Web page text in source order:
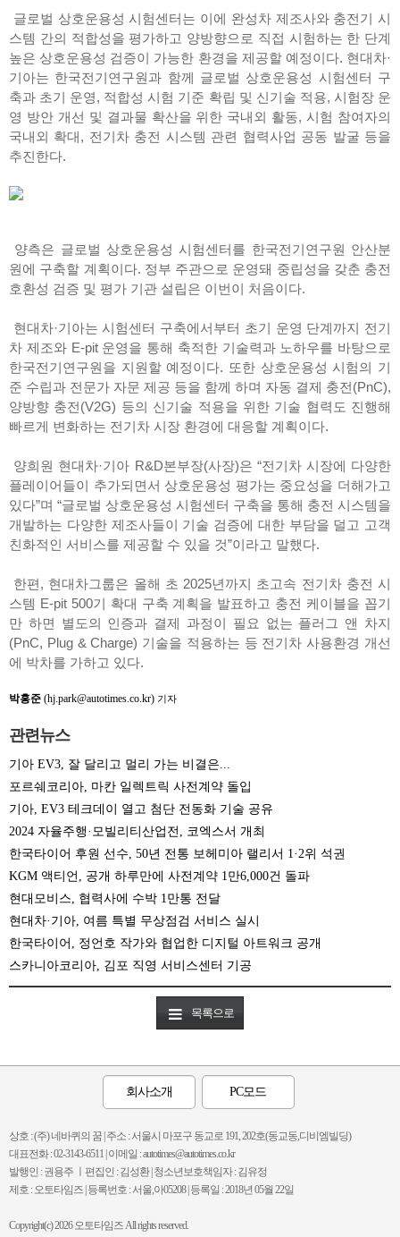
글로벌 상호운용성 시험센터는 이에 완성차 제조사와 충전기 시
스템 간의 적합성을 평가하고 양방향으로 직접 시험하는 한 단계
높은 상호운용성 검증이 가능한 환경을 제공할 예정이다. 현대차·
기아는 한국전기연구원과 함께 글로벌 상호운용성 시험센터 구
축과 초기 운영, 적합성 시험 기준 확립 및 신기술 적용, 시험장 운
영 방안 개선 및 결과물 확산을 위한 국내외 활동, 시험 참여자의
국내외 확대, 전기차 충전 시스템 관련 협력사업 공동 발굴 등을
추진한다.
양측은 글로벌 상호운용성 시험센터를 한국전기연구원 안산분
원에 구축할 계획이다. 정부 주관으로 운영돼 중립성을 갖춘 충전
호환성 검증 및 평가 기관 설립은 이번이 처음이다.
현대차·기아는 시험센터 구축에서부터 초기 운영 단계까지 전기
차 제조와 E-pit 운영을 통해 축적한 기술력과 노하우를 바탕으로
한국전기연구원을 지원할 예정이다. 또한 상호운용성 시험의 기
준 수립과 전문가 자문 제공 등을 함께 하며 자동 결제 충전(PnC),
양방향 충전(V2G) 등의 신기술 적용을 위한 기술 협력도 진행해
빠르게 변화하는 전기차 시장 환경에 대응할 계획이다.
양희원 현대차·기아 R&D본부장(사장)은 “전기차 시장에 다양한
플레이어들이 추가되면서 상호운용성 평가는 중요성을 더해가고
있다”며 “글로벌 상호운용성 시험센터 구축을 통해 충전 시스템을
개발하는 다양한 제조사들이 기술 검증에 대한 부담을 덜고 고객
친화적인 서비스를 제공할 수 있을 것”이라고 말했다.
한편, 현대차그룹은 올해 초 2025년까지 초고속 전기차 충전 시
스템 E-pit 500기 확대 구축 계획을 발표하고 충전 케이블을 꼽기
만 하면 별도의 인증과 결제 과정이 필요 없는 플러그 앤 차지
(PnC, Plug & Charge) 기술을 적용하는 등 전기차 사용환경 개선
에 박차를 가하고 있다.
박홍준 (hj.park@autotimes.co.kr) 기자
관련뉴스
기아 EV3, 잘 달리고 멀리 가는 비결은...
포르쉐코리아, 마칸 일렉트릭 사전계약 돌입
기아, EV3 테크데이 열고 첨단 전동화 기술 공유
2024 자율주행·모빌리티산업전, 코엑스서 개최
한국타이어 후원 선수, 50년 전통 보헤미아 랠리서 1·2위 석권
KGM 액티언, 공개 하루만에 사전계약 1만6,000건 돌파
현대모비스, 협력사에 수박 1만통 전달
현대차·기아, 여름 특별 무상점검 서비스 실시
한국타이어, 정언호 작가와 협업한 디지털 아트워크 공개
스카니아코리아, 김포 직영 서비스센터 기공
목록으로
회사소개 PC모드
상호 : (주) 네바퀴의 꿈 | 주소 : 서울시 마포구 동교로 191, 202호(동교동,디비엠빌딩)
대표전화 : 02-3143-6511 | 이메일 : autotimes@autotimes.co.kr
발행인 : 권용주 ㅣ편집인 : 김성환 | 청소년보호책임자 : 김유정
제호 : 오토타임즈 | 등록번호 : 서울,아05208 | 등록일 : 2018년 05월 22일
Copyright(c) 2026 오토타임즈 All rights reserved.